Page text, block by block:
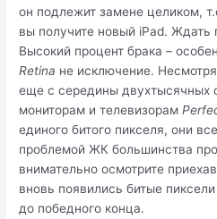
он подлежит замене целиком,
вы получите новый iPad. Ждать
Высокий процент брака –
Retina не исключение.
еще с середины двухтысячных
мониторам и телевизорам
единого битого пикселя, они
проблемой ЖК большинства
внимательно осмотрите
вновь появились битые
до победного конца.